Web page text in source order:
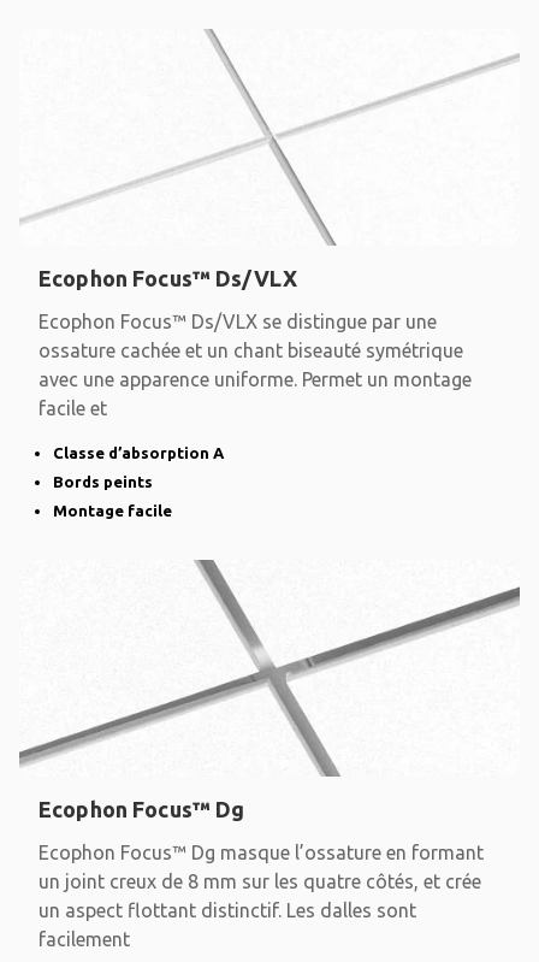
Ecophon Focus™ Ds/VLX
Ecophon Focus™ Ds/VLX se distingue par une
ossature cachée et un chant biseauté symétrique
avec une apparence uniforme. Permet un montage
facile et
Classe d’absorption A
Bords peints
Montage facile
Ecophon Focus™ Dg
Ecophon Focus™ Dg masque l’ossature en formant
un joint creux de 8 mm sur les quatre côtés, et crée
un aspect flottant distinctif. Les dalles sont
facilement